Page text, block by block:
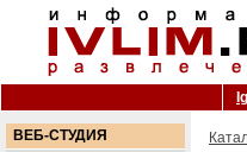
ВЕБ-СТУДИЯ